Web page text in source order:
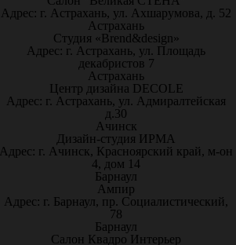
Адрес: г. Астрахань, ул. Ахшарумова, д. 52
Астрахань
Студия «Brend&design»
Адрес: г. Астрахань, ул. Площадь
декабристов 7
Астрахань
Центр дизайна DECOLE
Адрес: г. Астрахань, ул. Адмиралтейская
д.30
Ачинск
Дизайн-студия ИРМА
Адрес: г. Ачинск, Красноярский край, м-он
4, дом 14
Барнаул
Ампир
Адрес: г. Барнаул, пр. Социалистический,
78
Барнаул
Салон Квадро Интерьер